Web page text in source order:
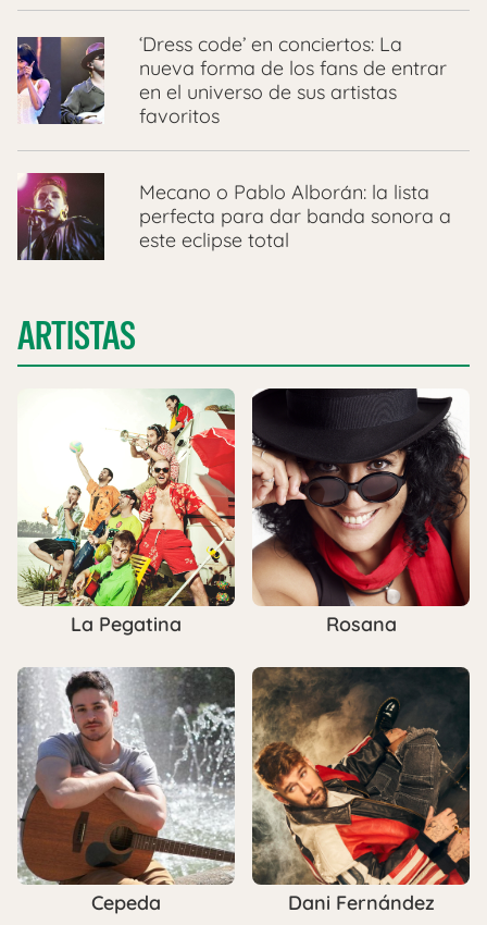
‘Dress code’ en conciertos: La
nueva forma de los fans de entrar
en el universo de sus artistas
favoritos
Mecano o Pablo Alborán: la lista
perfecta para dar banda sonora a
este eclipse total
ARTISTAS
La Pegatina Rosana
Cepeda Dani Fernández